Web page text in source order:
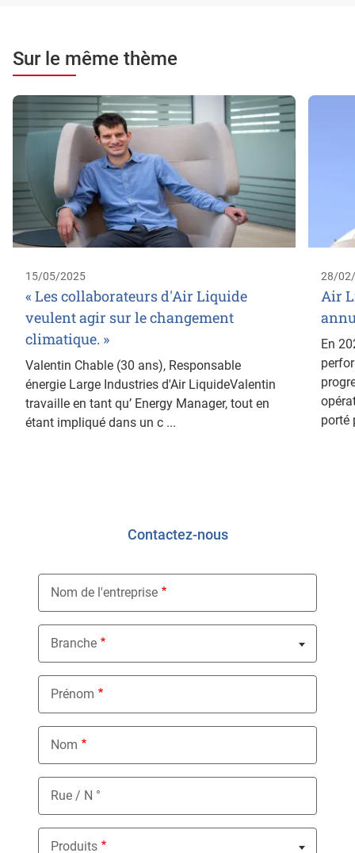
Sur le même thème
15/05/2025
« Les collaborateurs d'Air Liquide
veulent agir sur le changement
climatique. »
Valentin Chable (30 ans), Responsable
énergie Large Industries d'Air LiquideValentin
travaille en tant qu’ Energy Manager, tout en
étant impliqué dans un c ...
28/
Air
En
porté
Contactez-nous
Nom de l'entreprise
Branche
Nothing selected
Prénom
Nom
Rue / N °
Produits
Nothing selected